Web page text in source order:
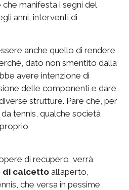
manifesta i segni del
anni, interventi di
anche quello di rendere
dato non smentito dalla
avere intenzione di
delle componenti e dare
strutture. Pare che, per
tennis, qualche società
di recupero, verrà
di calcettoall’aperto,
che versa in pessime